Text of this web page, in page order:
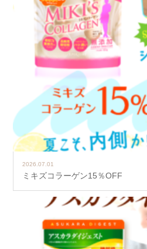
2026.07.01
ミキズコラーゲン15％OFF